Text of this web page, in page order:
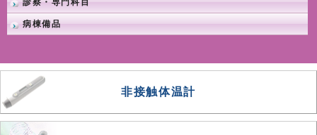
診察・専門科目
病棟備品
非接触体温計